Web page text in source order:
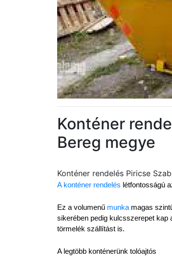
Konténer
Bereg megye
Konténer rendelés Piricse
A konténer rendelés létfontosságú
Ez a volumenű munka magas
sikerében pedig kulcsszerepet kap
törmelék szállítást is.
A legtöbb konténerünk tolóajtós